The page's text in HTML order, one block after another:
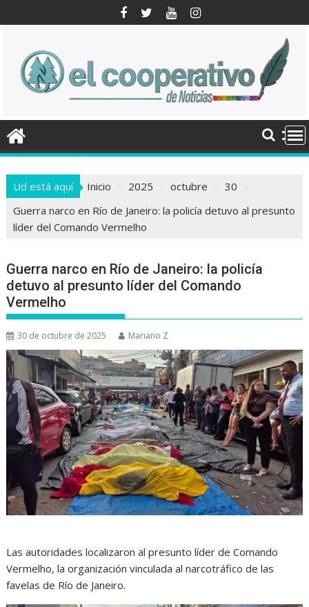
al
Ud está aquí Inicio 2025 octubre
30
Guerra narco en Río de Janeiro: la policía detuvo al presunto
líder del Comando Vermelho
Guerra narco en Río de Janeiro: la policía
detuvo al presunto líder del Comando
Vermelho
30 de octubre de 2025 Mariano Z
Las autoridades localizaron al presunto líder de Comando
Vermelho, la organización vinculada al narcotráfico de las
favelas de Río de Janeiro.